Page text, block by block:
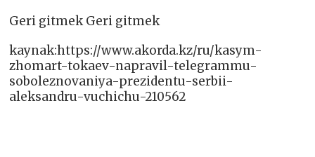
Geri gitmek Geri gitmek
kaynak:https://www.akorda.kz/ru/kasym-
zhomart-tokaev-napravil-telegrammu-
soboleznovaniya-prezidentu-serbii-
aleksandru-vuchichu-210562